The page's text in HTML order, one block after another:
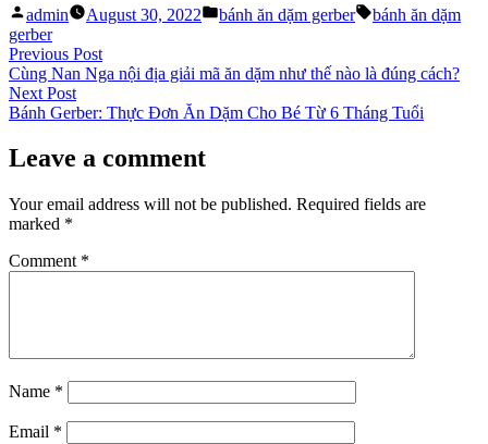
Posted
by
admin August 30, 2022
Posted
bánh ăn dặm gerber Tags:
bánh ăn dặm
gerber
Post
navigation
Previous PostPrevious
post:
Cùng Nan Nga nội địa giải mã ăn dặm như thế nào là đúng cách?
Next PostNext
post:
Bánh Gerber: Thực Đơn Ăn Dặm Cho Bé Từ 6 Tháng Tuổi
Leave a comment
Your email address will not be published. Required fields are
marked *
Comment *
Name *
Email *